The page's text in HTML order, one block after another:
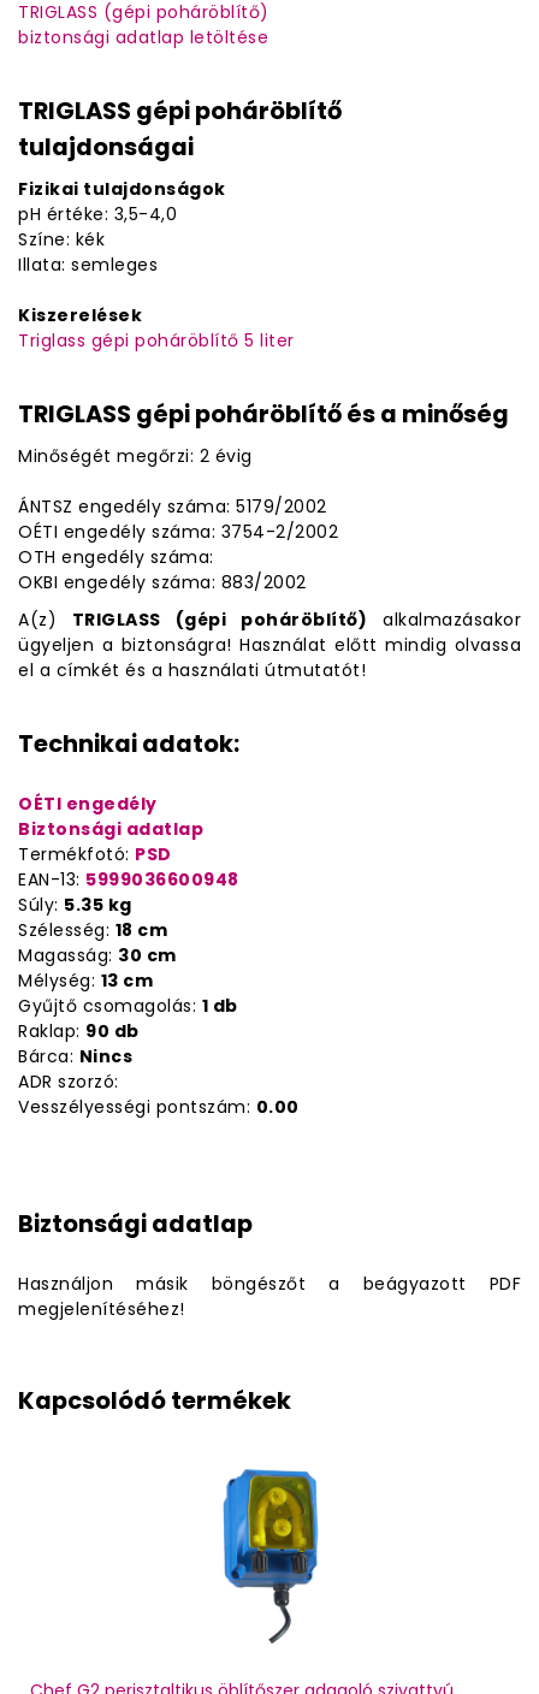
TRIGLASS (gépi poháröblítő)
biztonsági adatlap letöltése
TRIGLASS gépi poháröblítő
tulajdonságai
Fizikai tulajdonságok
pH értéke: 3,5-4,0
Színe: kék
Illata: semleges
Kiszerelések
Triglass gépi poháröblítő 5 liter
TRIGLASS gépi poháröblítő és a minőség
Minőségét megőrzi: 2 évig
ÁNTSZ engedély száma: 5179/2002
OÉTI engedély száma: 3754-2/2002
OTH engedély száma:
OKBI engedély száma: 883/2002
A(z) TRIGLASS (gépi poháröblítő) alkalmazásakor
ügyeljen a biztonságra! Használat előtt mindig olvassa
el a címkét és a használati útmutatót!
Technikai adatok:
OÉTI engedély
Biztonsági adatlap
Termékfotó: PSD
EAN-13: 5999036600948
Súly: 5.35 kg
Szélesség: 18 cm
Magasság: 30 cm
Mélység: 13 cm
Gyűjtő csomagolás: 1 db
Raklap: 90 db
Bárca: Nincs
ADR szorzó:
Vesszélyességi pontszám: 0.00
Biztonsági adatlap
Használjon másik böngészőt a beágyazott PDF
megjelenítéséhez!
Kapcsolódó termékek